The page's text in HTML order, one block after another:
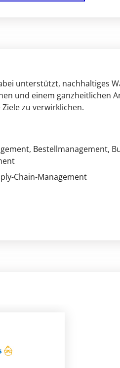
unterstützt, nachhaltiges
und einem ganzheitlichen
zu verwirklichen.
, Bestellmanagement,
Chain-Management